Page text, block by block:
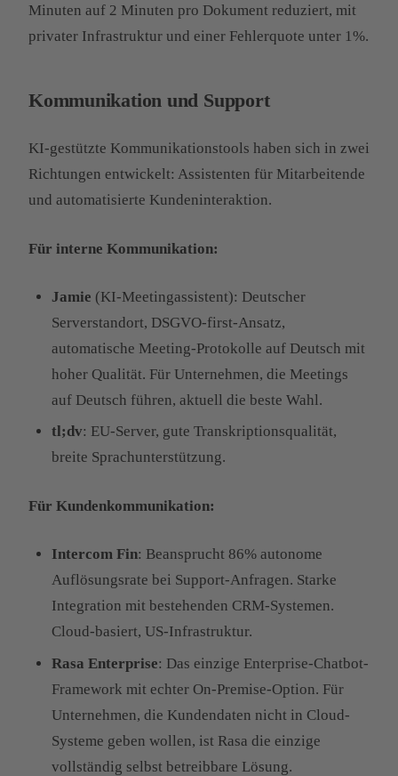
Minuten auf 2 Minuten pro Dokument reduziert, mit
privater Infrastruktur und einer Fehlerquote unter 1%.
Kommunikation und Support
KI-gestützte Kommunikationstools haben sich in zwei
Richtungen entwickelt: Assistenten für Mitarbeitende
und automatisierte Kundeninteraktion.
Für interne Kommunikation:
Jamie (KI-Meetingassistent): Deutscher
Serverstandort, DSGVO-first-Ansatz,
automatische Meeting-Protokolle auf Deutsch mit
hoher Qualität. Für Unternehmen, die Meetings
auf Deutsch führen, aktuell die beste Wahl.
tl;dv: EU-Server, gute Transkriptionsqualität,
breite Sprachunterstützung.
Für Kundenkommunikation:
Intercom Fin: Beansprucht 86% autonome
Auflösungsrate bei Support-Anfragen. Starke
Integration mit bestehenden CRM-Systemen.
Cloud-basiert, US-Infrastruktur.
Rasa Enterprise: Das einzige Enterprise-Chatbot-
Framework mit echter On-Premise-Option. Für
Unternehmen, die Kundendaten nicht in Cloud-
Systeme geben wollen, ist Rasa die einzige
vollständig selbst betreibbare Lösung.